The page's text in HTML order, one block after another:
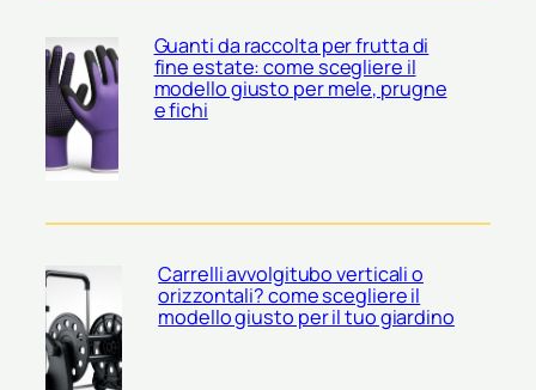
Guanti da raccolta per frutta di
fine estate: come scegliere il
modello giusto per mele, prugne
e fichi
Carrelli avvolgitubo verticali o
orizzontali? come scegliere il
modello giusto per il tuo giardino